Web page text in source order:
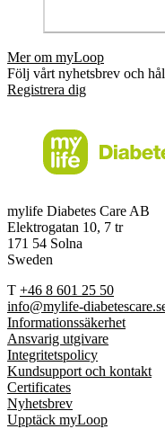
Mer om myLoop
Följ vårt nyhetsbrev och
Registrera dig
mylife Diabetes Care AB
Elektrogatan 10, 7 tr
171 54 Solna
Sweden
T +46 8 601 25 50
info@mylife-
Informationssäkerhet
Ansvarig utgivare
Integritetspolicy
Kundsupport och kontakt
Certificates
Nyhetsbrev
Upptäck myLoop